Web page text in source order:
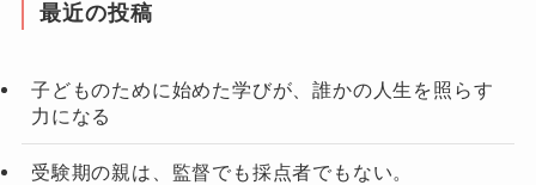
最近の投稿
子どものために始めた学びが、誰かの人生を照らす
力になる
受験期の親は、監督でも採点者でもない。